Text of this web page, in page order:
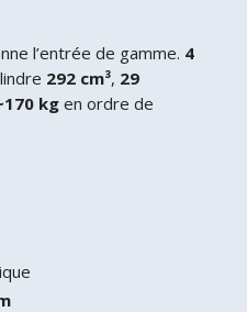
l’entrée de gamme. 4
292 cm³, 29
kgen ordre de